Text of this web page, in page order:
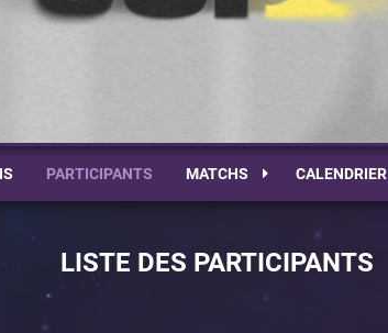
PARTICIPANTS MATCHS CALENDRIER
LISTE DES PARTICIPANTS